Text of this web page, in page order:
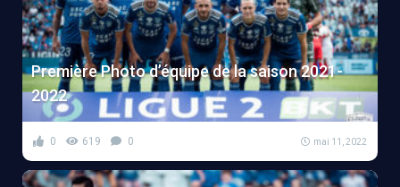
Première Photo d’équipe de la saison 2021-
2022
0 619 0 mai 11, 2022